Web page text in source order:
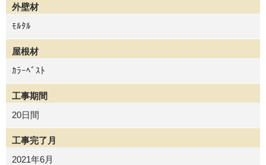
外壁材
ﾓﾙﾀﾙ
屋根材
ｶﾗｰﾍﾞｽﾄ
工事期間
20日間
工事完了月
2021年6月